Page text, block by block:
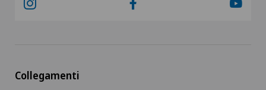
Collegamenti